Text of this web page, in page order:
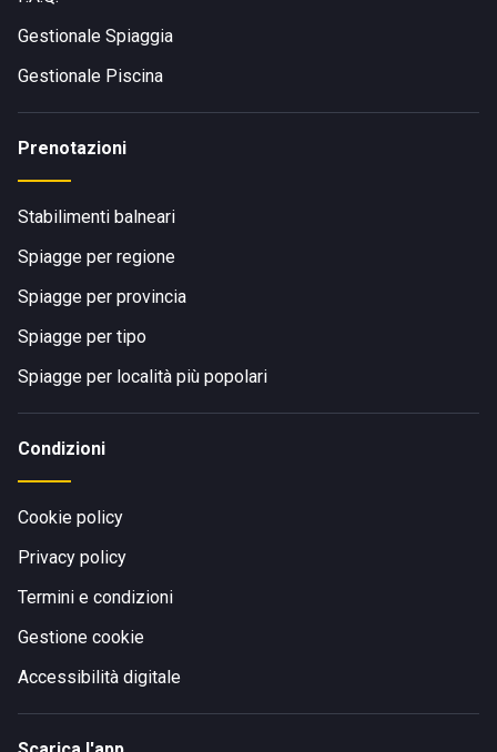
Gestionale Spiaggia
Gestionale Piscina
Prenotazioni
Stabilimenti balneari
Spiagge per regione
Spiagge per provincia
Spiagge per tipo
Spiagge per località più popolari
Condizioni
Cookie policy
Privacy policy
Termini e condizioni
Gestione cookie
Accessibilità digitale